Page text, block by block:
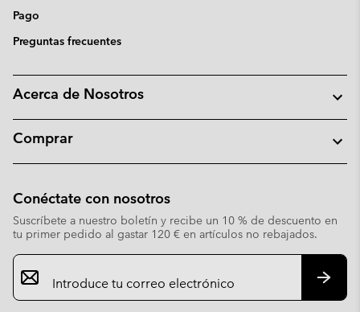
Pago
Preguntas frecuentes
Acerca de Nosotros
Comprar
Conéctate con nosotros
Suscríbete a nuestro boletín y recibe un 10 % de descuento en
tu primer pedido al gastar 120 € en artículos no rebajados.
Suscripción
de
correo